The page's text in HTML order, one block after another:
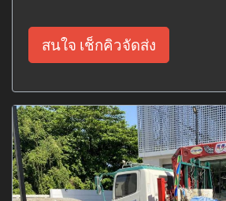
สนใจ เช็กคิวจัดส่ง